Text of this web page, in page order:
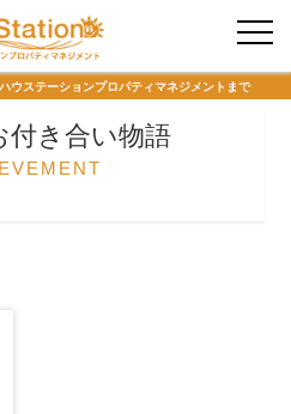
者様専用
ウステーションプロパティマネジメントまで
付き合い物語